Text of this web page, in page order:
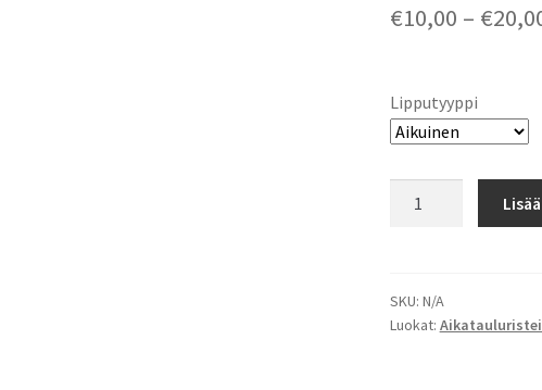
€10,00 – €
Lipputyyppi
quantity
SKU: N/A
Luokat: